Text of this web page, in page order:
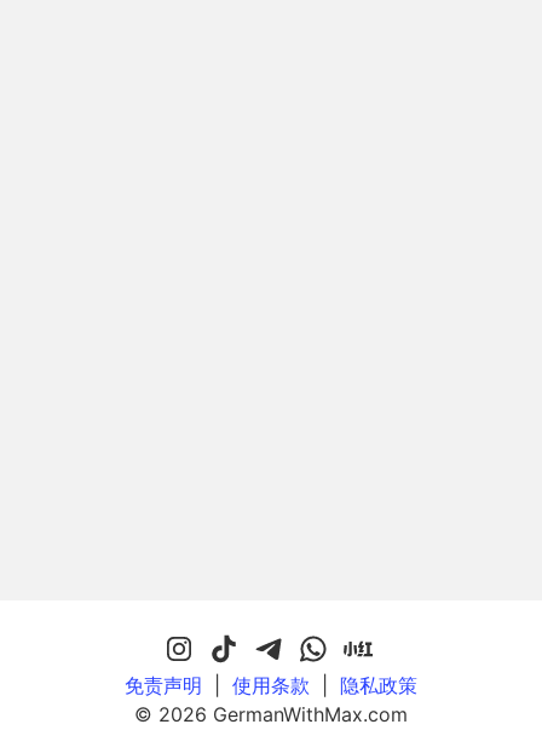
免责声明 使用条款
隐私政策
© 2026 GermanWithMax.com